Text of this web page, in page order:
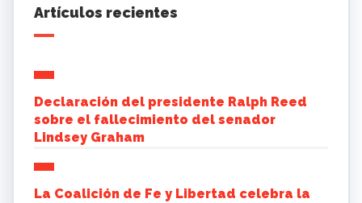
Artículos recientes
Declaración del presidente Ralph Reed
sobre el fallecimiento del senador
Lindsey Graham
La Coalición de Fe y Libertad celebra la